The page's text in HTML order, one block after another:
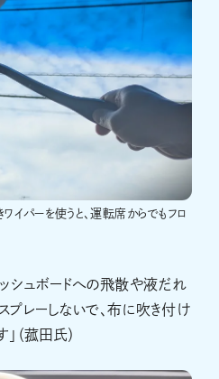
イパーを使うと、運転席からでもフロ
ッシュボードへの飛散や液だれ
プレーしないで、布に吹き付け
（菰田氏）